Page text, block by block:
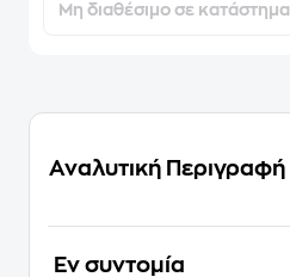
Μη διαθέσιμο σε κατάστημα
Αναλυτική Περιγραφή
Eν συντομία